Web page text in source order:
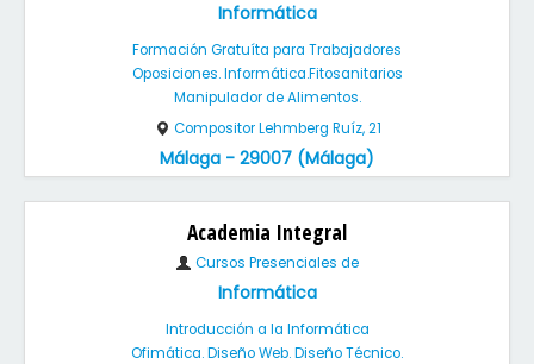
Informática
Formación Gratuíta para Trabajadores
Oposiciones. Informática.Fitosanitarios
Manipulador de Alimentos.
Compositor Lehmberg Ruíz, 21
Málaga - 29007 (Málaga)
Academia Integral
Cursos Presenciales de
Informática
Introducción a la Informática
Ofimática. Diseño Web. Diseño Técnico.